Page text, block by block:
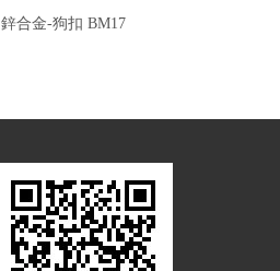
鋅合金-狗扣 BM17